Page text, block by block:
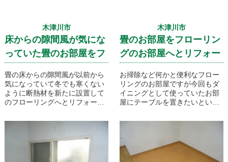
木津川市
床からの隙間風が気にな
っていた畳のお部屋をフ
畳の床からの隙間風が以前から
気になっていて冬でも寒くない
ように断熱材を新たに設置して
のフローリングへとリフォーム
木津川市
畳のお部屋をフローリン
グのお部屋へとリフォー
お掃除など何かと便利なフロー
リングのお部屋ですが今回もダ
イニングとして使っていたお部
屋にテーブルを置きたいという
フォームいたしました！